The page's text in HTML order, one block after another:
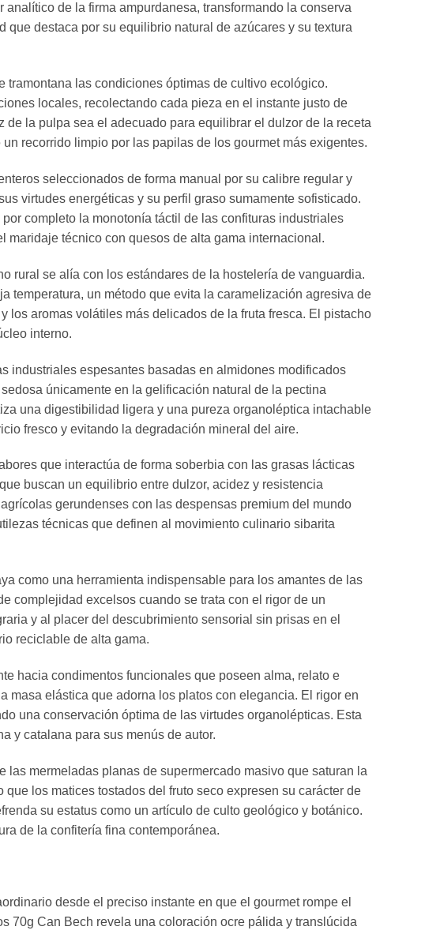
de la firma ampurdanesa, transformando la conserva
destaca por su equilibrio natural de azúcares y su textura
tramontana las condiciones óptimas de cultivo ecológico.
locales, recolectando cada pieza en el instante justo de
la pulpa sea el adecuado para equilibrar el dulzor de la receta
recorrido limpio por las papilas de los gourmet más exigentes.
seleccionados de forma manual por su calibre regular y
virtudes energéticas y su perfil graso sumamente sofisticado.
completo la monotonía táctil de las confituras industriales
maridaje técnico con quesos de alta gama internacional.
rural se alía con los estándares de la hostelería de vanguardia.
temperatura, un método que evita la caramelización agresiva de
los aromas volátiles más delicados de la fruta fresca. El pistacho
interno.
industriales espesantes basadas en almidones modificados
únicamente en la gelificación natural de la pectina
una digestibilidad ligera y una pureza organoléptica intachable
fresco y evitando la degradación mineral del aire.
que interactúa de forma soberbia con las grasas lácticas
buscan un equilibrio entre dulzor, acidez y resistencia
gerundenses con las despensas premium del mundo
técnicas que definen al movimiento culinario sibarita
como una herramienta indispensable para los amantes de las
complejidad excelsos cuando se trata con el rigor de un
y al placer del descubrimiento sensorial sin prisas en el
reciclable de alta gama.
hacia condimentos funcionales que poseen alma, relato e
masa elástica que adorna los platos con elegancia. El rigor en
una conservación óptima de las virtudes organolépticas. Esta
y catalana para sus menús de autor.
mermeladas planas de supermercado masivo que saturan la
los matices tostados del fruto seco expresen su carácter de
su estatus como un artículo de culto geológico y botánico.
de la confitería fina contemporánea.
desde el preciso instante en que el gourmet rompe el
70g Can Bech revela una coloración ocre pálida y translúcida